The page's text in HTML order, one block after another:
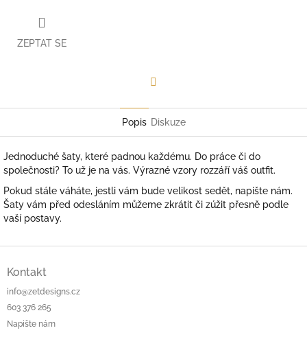
ZEPTAT SE
Popis Diskuze
Jednoduché šaty, které padnou každému. Do práce či do
společnosti? To už je na vás. Výrazné vzory rozzáří váš outfit.
Pokud stále váháte, jestli vám bude velikost sedět, napište nám.
Šaty vám před odesláním můžeme zkrátit či zúžit přesně podle
vaší postavy.
Kontakt
info@zetdesigns.cz
603 376 265
Napište nám